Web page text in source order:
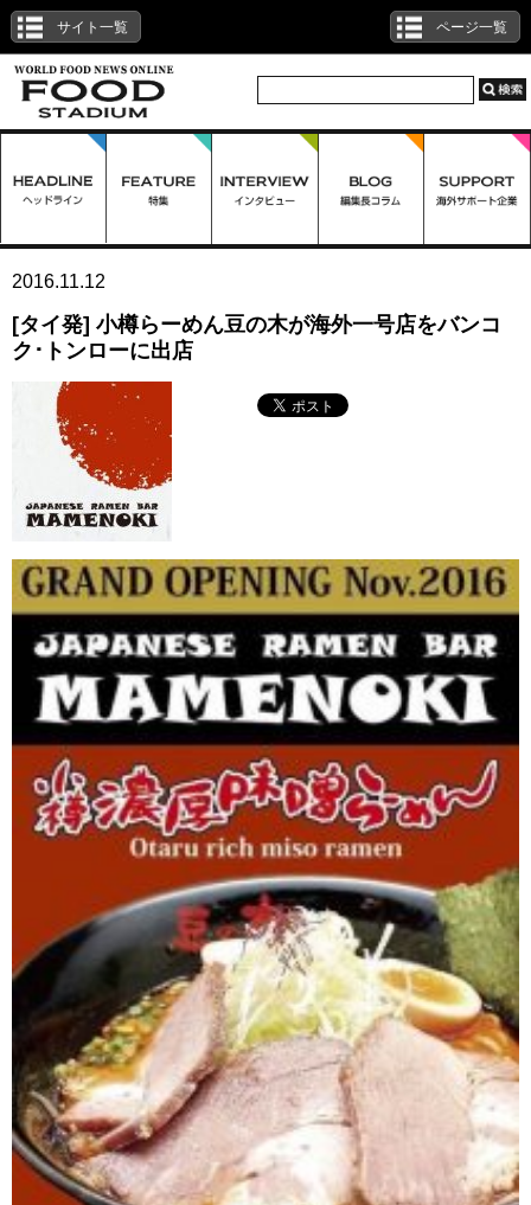
サイト一覧 ページ一覧
2016.11.12
[タイ発] 小樽らーめん豆の木が海外一号店をバンコ
ク･トンローに出店